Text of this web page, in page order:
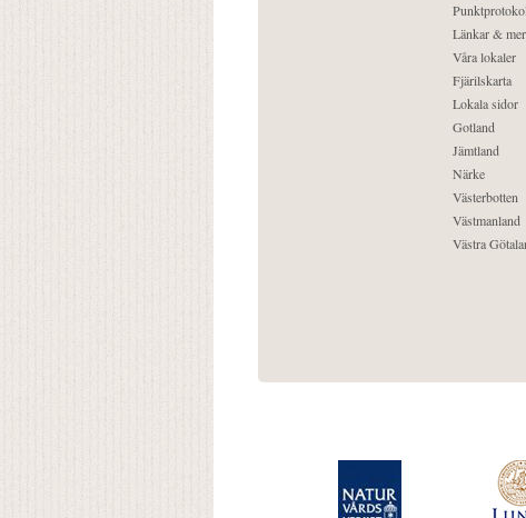
Länkar &
Våra lokaler
Fjärilskarta
Lokala sidor
Gotland
Jämtland
Närke
Västerbotten
Västmanland
Västra